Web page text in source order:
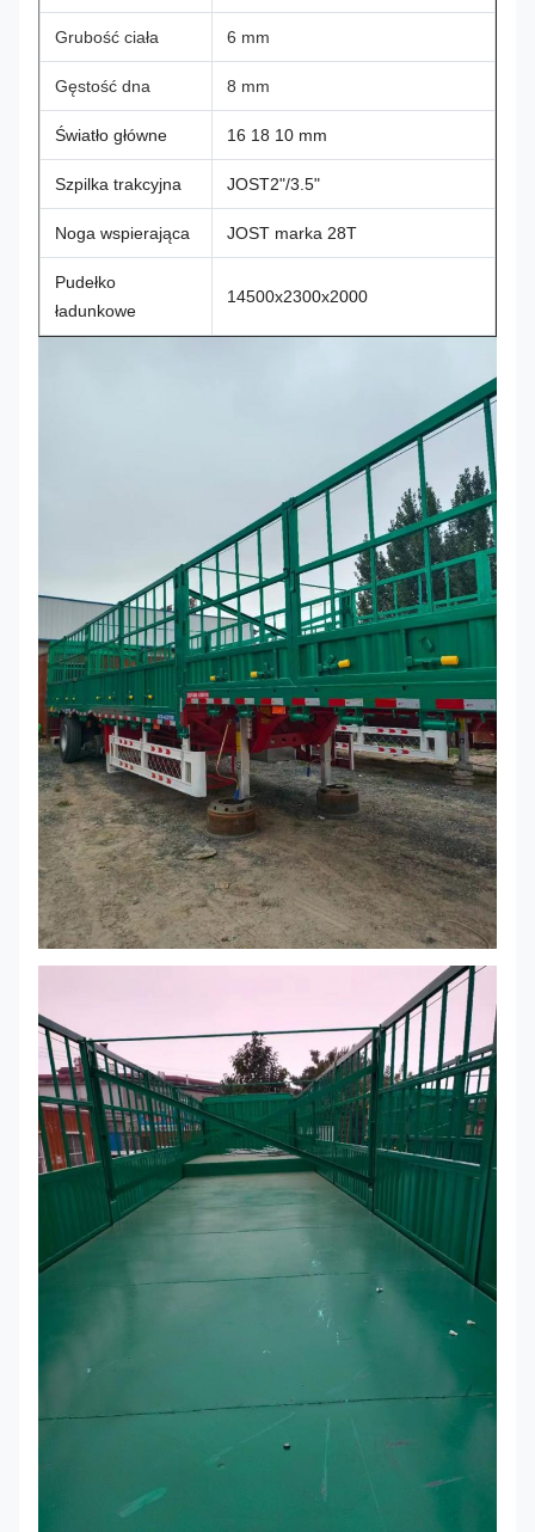
Grubość ciała 6 mm
Gęstość dna 8 mm
Światło główne 16 18 10 mm
Szpilka trakcyjna JOST2"/3.5"
Noga wspierająca JOST marka 28T
Pudełko
ładunkowe
14500x2300x2000